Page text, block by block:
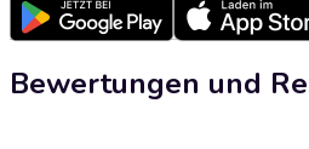
Bewertungen und